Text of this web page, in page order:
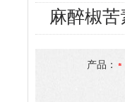
麻醉椒苦
产品：